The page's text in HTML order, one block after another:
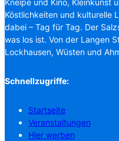
Kneipe und Kino, Kleinkunst
Köstlichkeiten und kulturelle
dabei – Tag für Tag. Der
was los ist. Von der Langen
Lockhausen, Wüsten und
Schnellzugriffe:
Startseite
Veranstaltungen
Hier werben